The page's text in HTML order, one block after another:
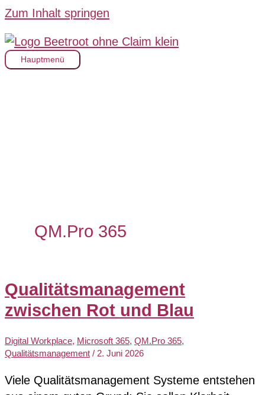
Zum Inhalt springen
Hauptmenü
QM.Pro 365
Qualitätsmanagement
zwischen Rot und Blau
Digital Workplace, Microsoft 365, QM.Pro 365,
Qualitätsmanagement / 2. Juni 2026
Viele Qualitätsmanagement Systeme entstehen